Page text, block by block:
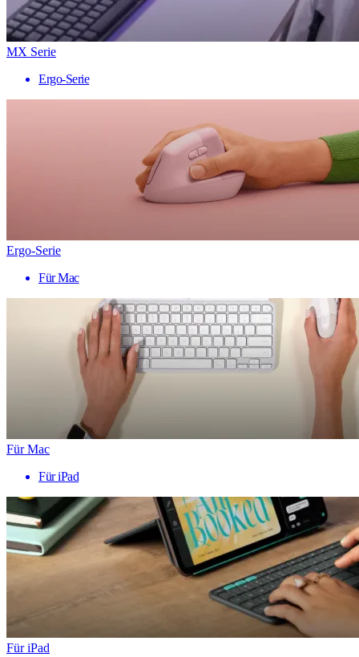
MX Serie
Ergo-Serie
Ergo-Serie
Für Mac
Für Mac
Für iPad
Für iPad